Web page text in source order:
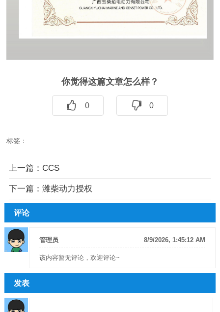
你觉得这篇文章怎么样？
0 0
标签：
上一篇： CCS
下一篇： 潍柴动力授权
评论
8/9/2026, 1:45:12 AM
管理员
该内容暂无评论，欢迎评论~
发表